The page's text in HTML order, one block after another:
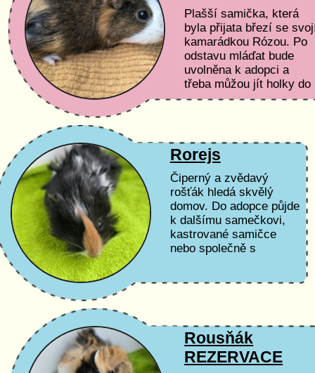
Plašší samička, která
byla přijata březí se
kamarádkou Rózou. Po
odstavu mláďat bude
uvolněna k adopci a
třeba můžou jít holky do
společného domova :)
Rorejs
Čiperný a zvědavý
rošťák hledá skvělý
domov. Do adopce půjde
k dalšímu samečkovi,
kastrované samičce
nebo společně s
Rousňák
REZERVACE